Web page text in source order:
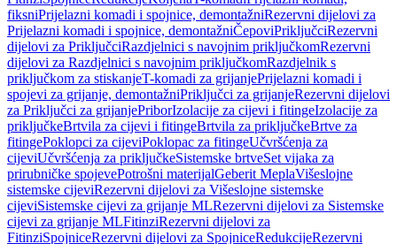
fiksniPrijelazni komadi i spojnice, demontažniRezervni dijelovi za
Prijelazni komadi i spojnice, demontažniČepoviPriključciRezervni
dijelovi za PriključciRazdjelnici s navojnim priključkomRezervni
dijelovi za Razdjelnici s navojnim priključkomRazdjelnik s
priključkom za stiskanjeT-komadi za grijanjePrijelazni komadi i
spojevi za grijanje, demontažniPriključci za grijanjeRezervni dijelovi
za Priključci za grijanjePriborIzolacije za cijevi i fitingeIzolacije za
priključkeBrtvila za cijevi i fitingeBrtvila za priključkeBrtve za
fitingePoklopci za cijeviPoklopac za fitingeUčvršćenja za
cijeviUčvršćenja za priključkeSistemske brtveSet vijaka za
prirubničke spojevePotrošni materijalGeberit MeplaVišeslojne
sistemske cijeviRezervni dijelovi za Višeslojne sistemske
cijeviSistemske cijevi za grijanje MLRezervni dijelovi za Sistemske
cijevi za grijanje MLFitinziRezervni dijelovi za
FitinziSpojniceRezervni dijelovi za SpojniceRedukcijeRezervni